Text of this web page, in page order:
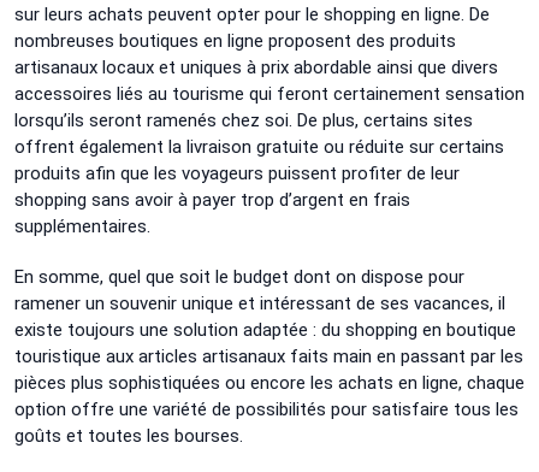
sur leurs achats peuvent opter pour le shopping en ligne. De
nombreuses boutiques en ligne proposent des produits
artisanaux locaux et uniques à prix abordable ainsi que divers
accessoires liés au tourisme qui feront certainement sensation
lorsqu’ils seront ramenés chez soi. De plus, certains sites
offrent également la livraison gratuite ou réduite sur certains
produits afin que les voyageurs puissent profiter de leur
shopping sans avoir à payer trop d’argent en frais
supplémentaires.
En somme, quel que soit le budget dont on dispose pour
ramener un souvenir unique et intéressant de ses vacances, il
existe toujours une solution adaptée : du shopping en boutique
touristique aux articles artisanaux faits main en passant par les
pièces plus sophistiquées ou encore les achats en ligne, chaque
option offre une variété de possibilités pour satisfaire tous les
goûts et toutes les bourses.